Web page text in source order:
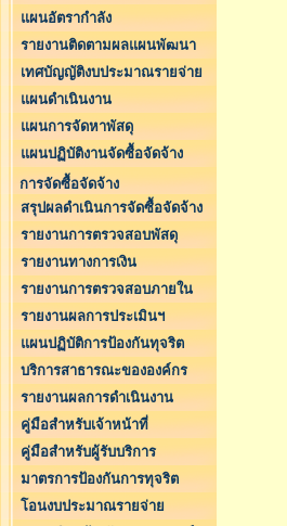
แผนอัตรากำลัง
รายงานติดตามผลแผนพัฒนา
เทศบัญญัติงบประมาณรายจ่าย
แผนดำเนินงาน
แผนการจัดหาพัสดุ
แผนปฏิบัติงานจัดซื้อจัดจ้าง
การจัดซื้อจัดจ้าง
สรุปผลดำเนินการจัดซื้อจัดจ้าง
รายงานการตรวจสอบพัสดุ
รายงานทางการเงิน
รายงานการตรวจสอบภายใน
รายงานผลการประเมินฯ
แผนปฏิบัติการป้องกันทุจริต
บริการสาธารณะขององค์กร
รายงานผลการดำเนินงาน
คู่มือสำหรับเจ้าหน้าที่
คู่มือสำหรับผู้รับบริการ
มาตรการป้องกันการทุจริต
โอนงบประมาณรายจ่าย